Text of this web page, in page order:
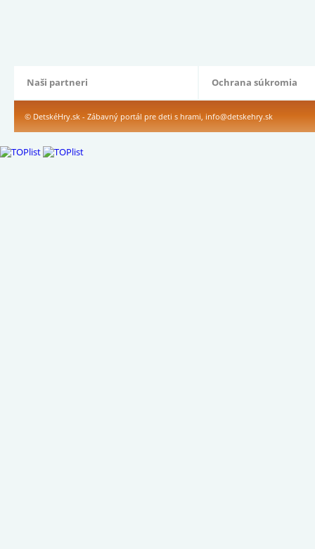
Naši partneri Ochrana súkromia
© DetskéHry.sk - Zábavný portál pre deti s hrami, info@detskehry.sk